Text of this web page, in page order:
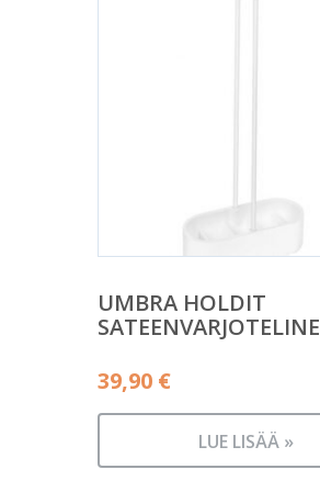
UMBRA HOLDIT
SATEENVARJOTELINE
39,90 €
LUE LISÄÄ »